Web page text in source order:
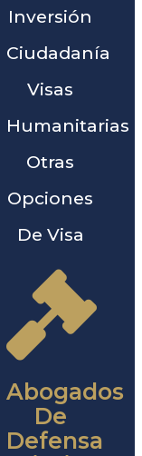
Inversión
Ciudadanía
Visas
Humanitarias
Otras
Opciones
De Visa
Abogados
De
Defensa